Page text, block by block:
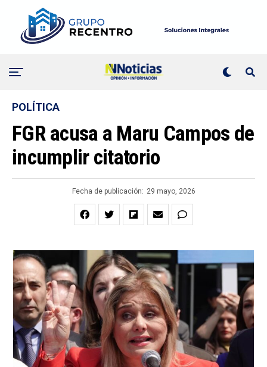
POLÍTICA
FGR acusa a Maru Campos de
incumplir citatorio
Fecha de publicación: 29 mayo, 2026